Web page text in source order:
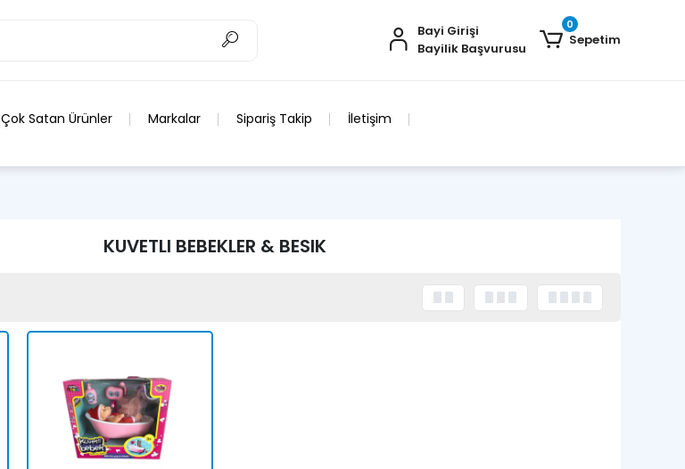
Bayi Girişi
Bayilik Başvurusu
0
Sepetim
Çok Satan Ürünler Markalar Sipariş Takip İletişim
KUVETLI BEBEKLER & BESIK